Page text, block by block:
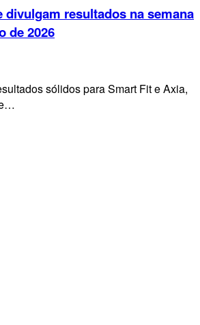
divulgam resultados na semana
de 2026
sólidos para Smart Fit e Axia,